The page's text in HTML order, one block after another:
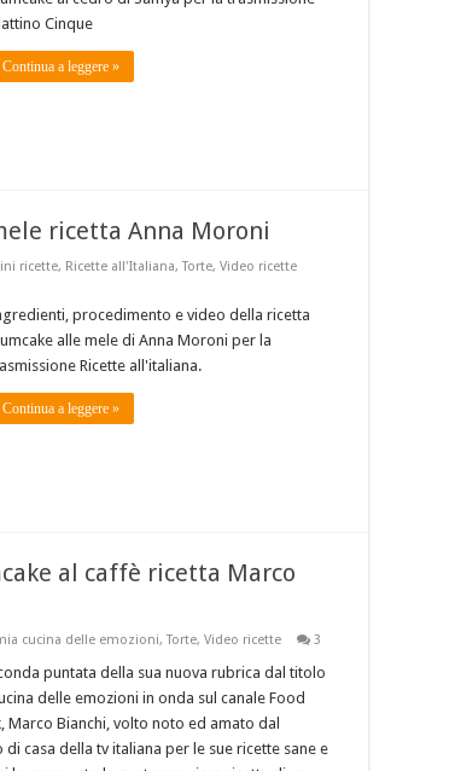
Cinque
Continua a leggere »
ricetta Anna Moroni
ricette, Ricette all'Italiana,Torte, Video ricette
procedimento e video della ricetta
alle mele di Anna Moroni per la
Ricette all'italiana.
Continua a leggere »
al caffè ricetta Marco
cucina delle emozioni,Torte, Video ricette 3
puntata della sua nuova rubrica dal titolo
delle emozioni in onda sul canale Food
Marco Bianchi, volto noto ed amato dal
casa della tv italiana per le sue ricette sane e